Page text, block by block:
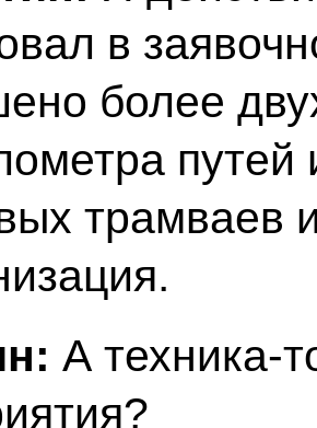
в
более
путей
трамваев
А техника-